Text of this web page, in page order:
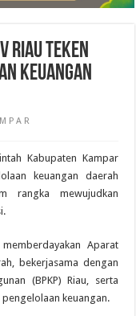
Riau Teken
Keuangan
P A R
Kabupaten Kampar
keuangan daerah
rangka mewujudkan
Aparat
bekerjasama dengan
(BPKP) Riau, serta
keuangan.